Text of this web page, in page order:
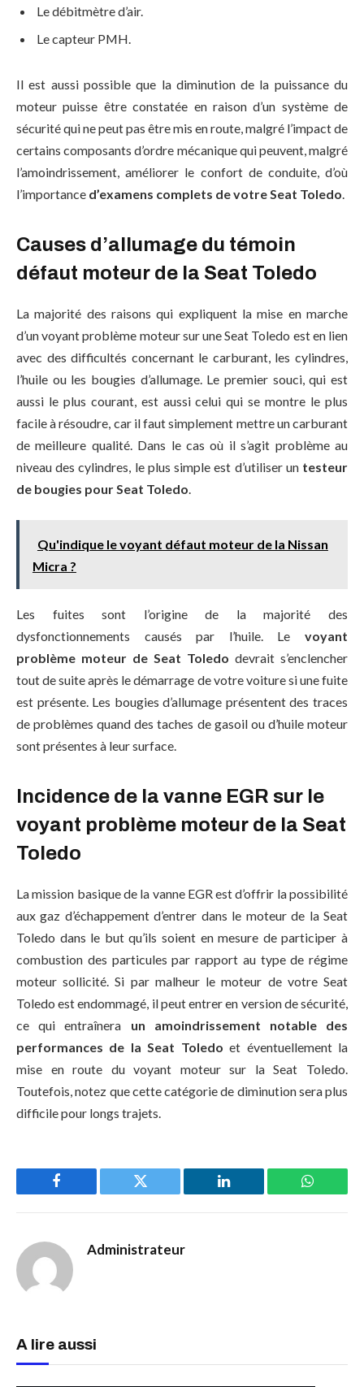
Le débitmètre d’air.
Le capteur PMH.
Il est aussi possible que la diminution de la puissance du
moteur puisse être constatée en raison d’un système de
sécurité qui ne peut pas être mis en route, malgré l’impact de
certains composants d’ordre mécanique qui peuvent, malgré
l’amoindrissement, améliorer le confort de conduite, d’où
l’importance d’examens complets de votre Seat Toledo.
Causes d’allumage du témoin
défaut moteur de la Seat Toledo
La majorité des raisons qui expliquent la mise en marche
d’un voyant problème moteur sur une Seat Toledo est en lien
avec des difficultés concernant le carburant, les cylindres,
l’huile ou les bougies d’allumage. Le premier souci, qui est
aussi le plus courant, est aussi celui qui se montre le plus
facile à résoudre, car il faut simplement mettre un carburant
de meilleure qualité. Dans le cas où il s’agit problème au
niveau des cylindres, le plus simple est d’utiliser un testeur
de bougies pour Seat Toledo.
Qu'indique le voyant défaut moteur de la Nissan
Micra ?
Les fuites sont l’origine de la majorité des
dysfonctionnements causés par l’huile. Le voyant
problème moteur de Seat Toledo devrait s’enclencher
tout de suite après le démarrage de votre voiture si une fuite
est présente. Les bougies d’allumage présentent des traces
de problèmes quand des taches de gasoil ou d’huile moteur
sont présentes à leur surface.
Incidence de la vanne EGR sur le
voyant problème moteur de la Seat
Toledo
La mission basique de la vanne EGR est d’offrir la possibilité
aux gaz d’échappement d’entrer dans le moteur de la Seat
Toledo dans le but qu’ils soient en mesure de participer à
combustion des particules par rapport au type de régime
moteur sollicité. Si par malheur le moteur de votre Seat
Toledo est endommagé, il peut entrer en version de sécurité,
ce qui entraînera un amoindrissement notable des
performances de la Seat Toledo et éventuellement la
mise en route du voyant moteur sur la Seat Toledo.
Toutefois, notez que cette catégorie de diminution sera plus
difficile pour longs trajets.
Facebook Twitter LinkedIn
Administrateur
A lire aussi